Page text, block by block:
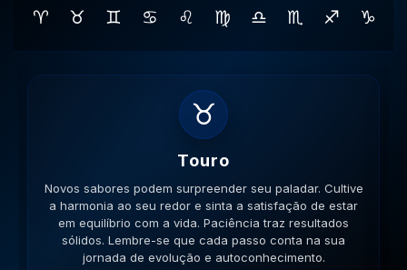
♈ ♉ ♊ ♋ ♌ ♍ ♎ ♏ ♐ ♑
♊
Gemeos
Novas amizades podem surgir em lugares inusitados. A
versatilidade é seu ponto forte; use-a para resolver
impasses de forma criativa. A versatilidade ajudará no
sucesso. Lembre-se que cada passo conta na sua
jornada de evolução e autoconhecimento.